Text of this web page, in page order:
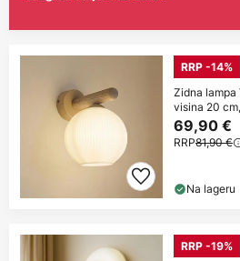
RRP -14%
Zidna lampa
visina 20
69,90 €
RRP81,90 €
Na lageru
RRP -19%